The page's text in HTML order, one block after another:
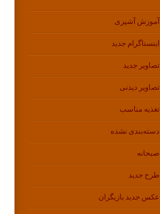
آموزش آشپزی
اینستاگرام جدید
تصاویر جدید
تصاویر دیدنی
تغذیه مناسب
دسته‌بندی نشده
صبحانه
طرح جدید
عکس جدید بازیگران